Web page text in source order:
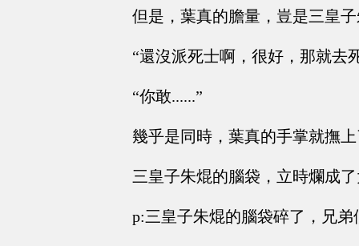
但是，葉真的膽量，豈是三皇
“還沒派死士啊，很好，那就去
“你敢......”
幾乎是同時，葉真的手掌就撫
三皇子朱焜的腦袋，立時爛成
p:三皇子朱焜的腦袋碎了，兄